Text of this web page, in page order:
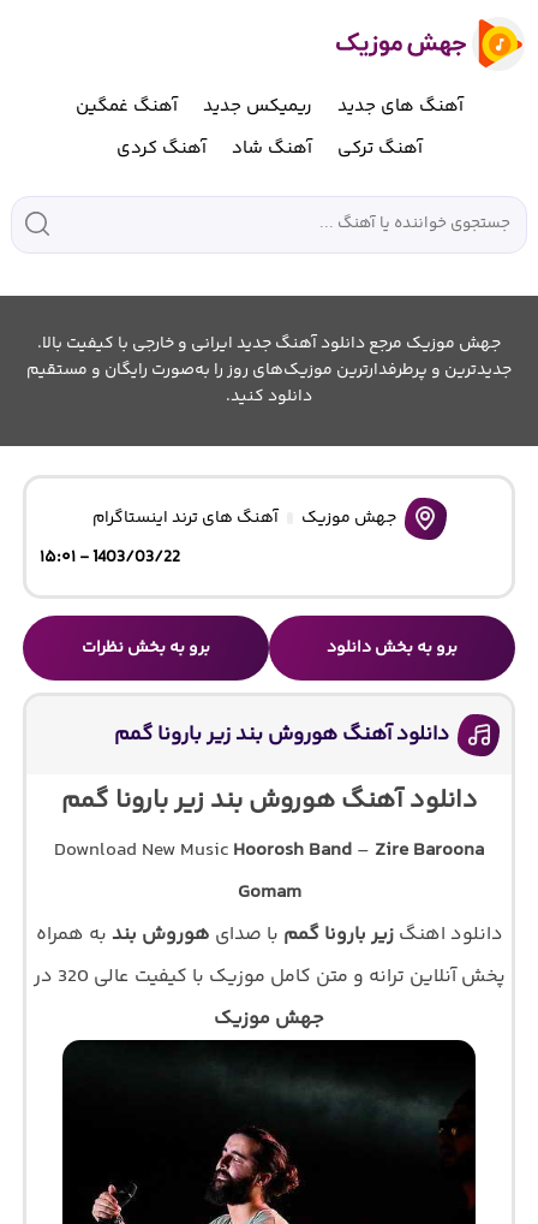
آهنگ های جدید ریمیکس جدید
آهنگ غمگین
آهنگ ترکی
آهنگ شاد آهنگ کردی
جهش موزیک مرجع دانلود آهنگ جدید ایرانی و خارجی با کیفیت بالا.
جدیدترین و پرطرفدارترین موزیک‌های روز را به‌صورت رایگان و مستقیم
دانلود کنید.
جهش موزیک
آهنگ های ترند اینستاگرام
1403/03/22 - ۱۵:۰۱
برو به بخش دانلود برو به بخش نظرات
دانلود آهنگ هوروش بند زیر بارونا گمم
دانلود آهنگ هوروش بند زیر بارونا گمم
Download New Music Hoorosh Band – Zire Baroona
Gomam
دانلود اهنگزیر بارونا گمم با صدای هوروش بند به همراه
پخش آنلاین ترانه و متن کامل موزیک با کیفیت عالی 320 در
جهش موزیک